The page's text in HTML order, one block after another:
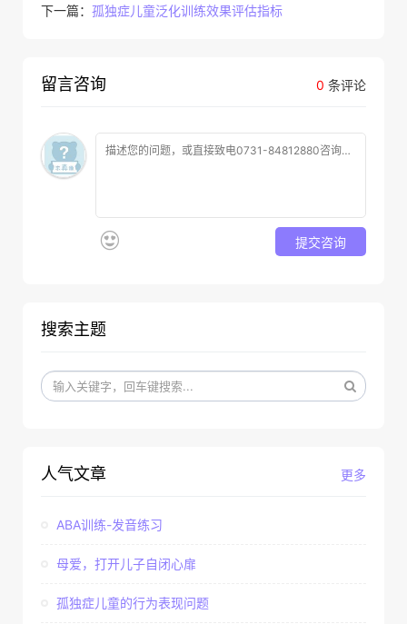
下一篇： 孤独症儿童泛化训练效果评估指标
0 条评论
留言咨询
提交咨询
搜索主题
更多
人气文章
ABA训练-发音练习
母爱，打开儿子自闭心扉
孤独症儿童的行为表现问题